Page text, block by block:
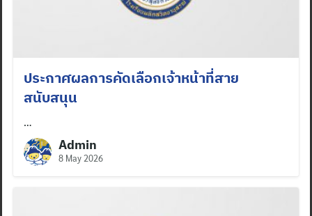
ประกาศผลการคัดเลือกเจ้าหน้าที่สาย
สนับสนุน
…
Admin
8 May 2026